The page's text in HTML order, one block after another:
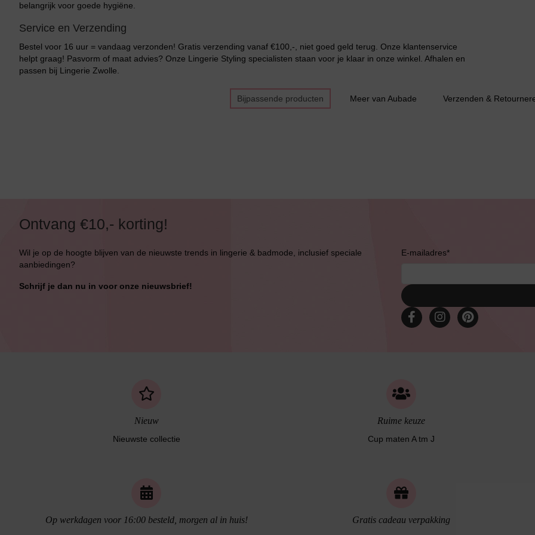
belangrijk voor goede hygiëne.
Service en Verzending
Bestel voor 16 uur = vandaag verzonden! Gratis verzending vanaf €100,-, niet goed geld terug. Onze klantenservice
helpt graag! Pasvorm of maat advies? Onze Lingerie Styling specialisten staan voor je klaar in onze winkel. Afhalen en
passen bij Lingerie Zwolle.
Bijpassende producten Meer van Aubade Verzenden &
Ontvang €10,- korting!
Wil je op de hoogte blijven van de nieuwste trends in lingerie & badmode, inclusief speciale
aanbiedingen?
Schrijf je dan nu in voor onze nieuwsbrief!
E-mailadres*
Nieuw
Nieuwste collectie
Ruime keuze
Cup maten A tm J
Op werkdagen voor 16:00 besteld, morgen al in huis! Gratis cadeau verpakking
Bikini Top
Bikini Push-Up
Bikini Met Beugel